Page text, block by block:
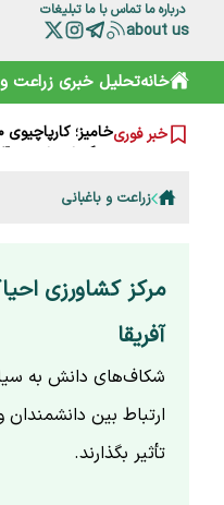
درباره ما تماس با ما تبلیغات
about us
خانهتحلیل خبری زراعت
خبر فوری
چرا مصرف نان
گرانی‌های فعلی
رمزگشایی از سند
خرید آسان «ناس»
زراعت و باغبانی
مرکز کشاورزی
آفریقا
شکاف‌های دانش به
ارتباط بین
تأثیر بگذارند.